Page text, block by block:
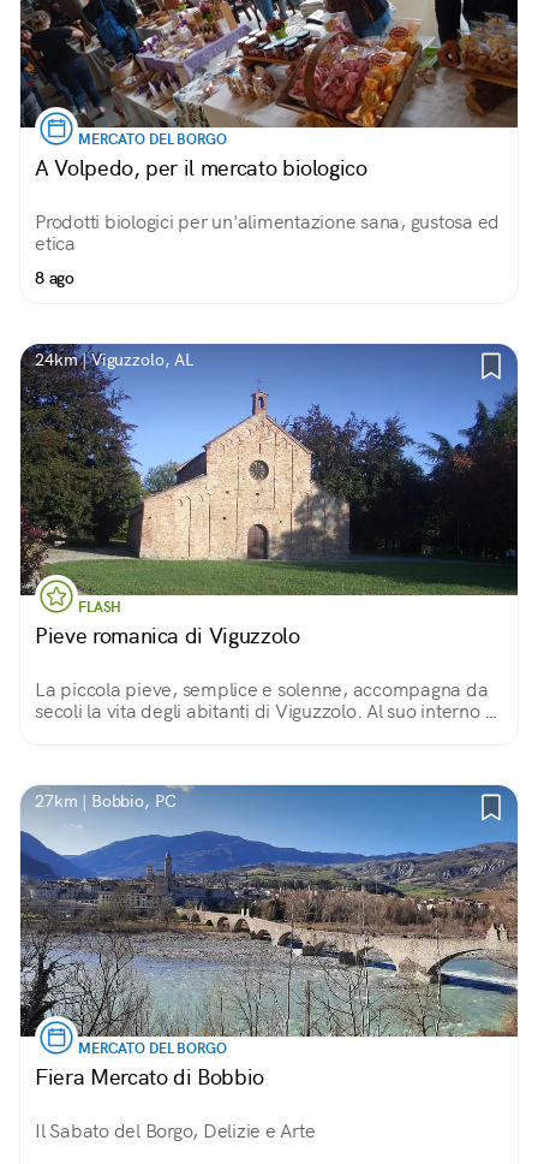
MERCATO DEL BORGO
A Volpedo, per il mercato biologico
Prodotti biologici per un'alimentazione sana, gustosa ed
etica
8 ago
24km | Viguzzolo, AL
FLASH
Pieve romanica di Viguzzolo
La piccola pieve, semplice e solenne, accompagna da
secoli la vita degli abitanti di Viguzzolo. Al suo interno ci
27km | Bobbio, PC
MERCATO DEL BORGO
Fiera Mercato di Bobbio
Il Sabato del Borgo, Delizie e Arte